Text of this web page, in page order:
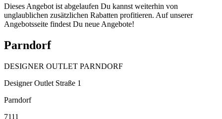
Dieses Angebot ist abgelaufen Du kannst weiterhin von
unglaublichen zusätzlichen Rabatten profitieren. Auf unserer
Angebotsseite findest Du neue Angebote!
Parndorf
DESIGNER OUTLET PARNDORF
Designer Outlet Straße 1
Parndorf
7111